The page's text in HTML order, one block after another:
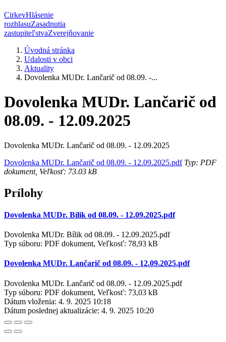
CirkevHlásenie
rozhlasuZasadnutia
zastupiteľstvaZverejňovanie
Úvodná stránka
Udalosti v obci
Aktuality
Dovolenka MUDr. Lančarič od 08.09. -...
Dovolenka MUDr. Lančarič od
08.09. - 12.09.2025
Dovolenka MUDr. Lančarič od 08.09. - 12.09.2025
Dovolenka MUDr. Lančarič od 08.09. - 12.09.2025.pdfTyp: PDF
dokument, Veľkosť: 73.03 kB
Prílohy
Dovolenka MUDr. Bílik od 08.09. - 12.09.2025.pdf
Dovolenka MUDr. Bílik od 08.09. - 12.09.2025.pdf
Typ súboru: PDF dokument, Veľkosť: 78,93 kB
Dovolenka MUDr. Lančarič od 08.09. - 12.09.2025.pdf
Dovolenka MUDr. Lančarič od 08.09. - 12.09.2025.pdf
Typ súboru: PDF dokument, Veľkosť: 73,03 kB
Dátum vloženia: 4. 9. 2025 10:18
Dátum poslednej aktualizácie: 4. 9. 2025 10:20